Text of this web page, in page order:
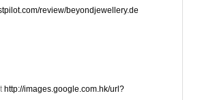
review/beyondjewellery.de
http://images.google.com.hk/url?